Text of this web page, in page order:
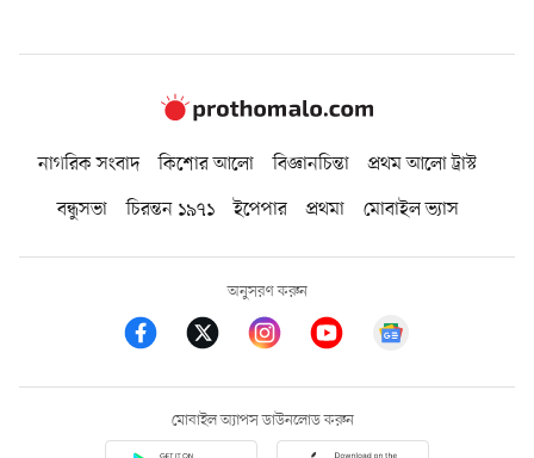
নাগরিক সংবাদ কিশোর আলো বিজ্ঞানচিন্তা
প্রথম আলো ট্রাস্ট
বন্ধুসভা
চিরন্তন ১৯৭১ ইপেপার প্রথমা মোবাইল ভ্যাস
অনুসরণ করুন
মোবাইল অ্যাপস ডাউনলোড করুন